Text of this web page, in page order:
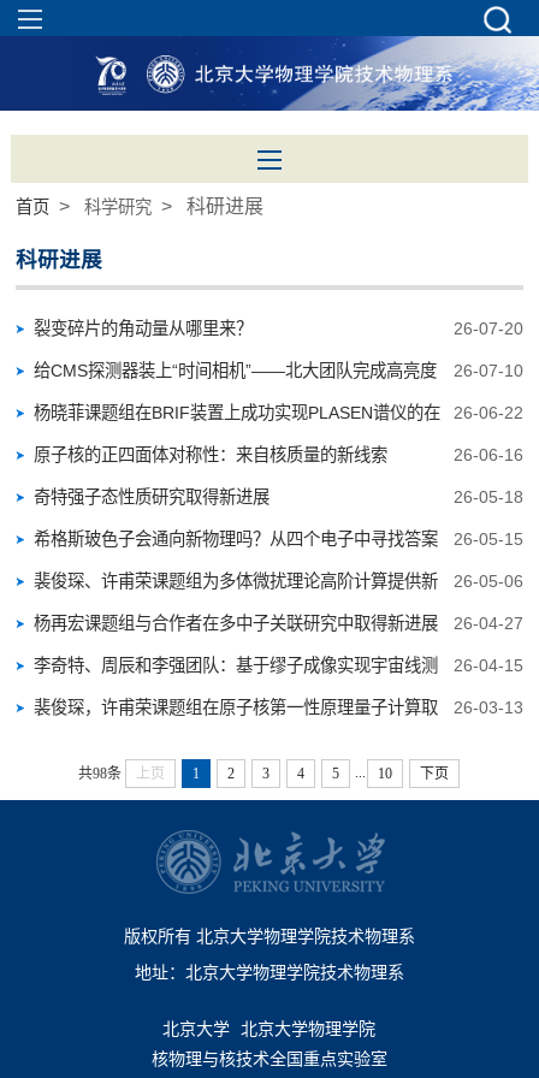
首页 >科学研究 > 科研进展
科研进展
26-07-20
裂变碎片的角动量从哪里来？
26-07-10
给CMS探测器装上“时间相机”——北大团队完成高亮度
对撞机核心时... 26-06-22
杨晓菲课题组在BRIF装置上成功实现PLASEN谱仪的在
线应用 26-06-16
原子核的正四面体对称性：来自核质量的新线索
26-05-18
奇特强子态性质研究取得新进展
26-05-15
希格斯玻色子会通向新物理吗？从四个电子中寻找答案
26-05-06
裴俊琛、许甫荣课题组为多体微扰理论高阶计算提供新
方案 26-04-27
杨再宏课题组与合作者在多中子关联研究中取得新进展
26-04-15
李奇特、周辰和李强团队：基于缪子成像实现宇宙线测
量与暗物质探... 26-03-13
裴俊琛，许甫荣课题组在原子核第一性原理量子计算取
共98条 上页 1 2 3 4 5 10 下页
版权所有 北京大学物理学院技术物理系
地址：北京大学物理学院技术物理系
北京大学 北京大学物理学院
核物理与核技术全国重点实验室